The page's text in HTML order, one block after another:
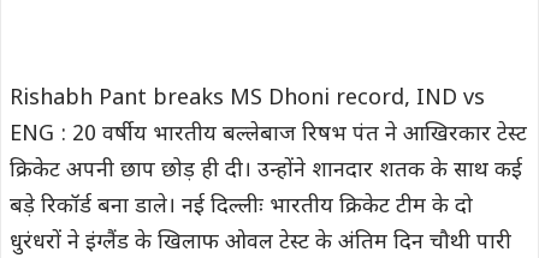
Rishabh Pant breaks MS Dhoni record, IND vs
ENG : 20 वर्षीय भारतीय बल्लेबाज रिषभ पंत ने आखिरकार टेस्ट
क्रिकेट अपनी छाप छोड़ ही दी। उन्होंने शानदार शतक के साथ कई
बड़े रिकॉर्ड बना डाले। नई दिल्लीः भारतीय क्रिकेट टीम के दो
धुरंधरों ने इंग्लैंड के खिलाफ ओवल टेस्ट के अंतिम दिन चौथी पारी